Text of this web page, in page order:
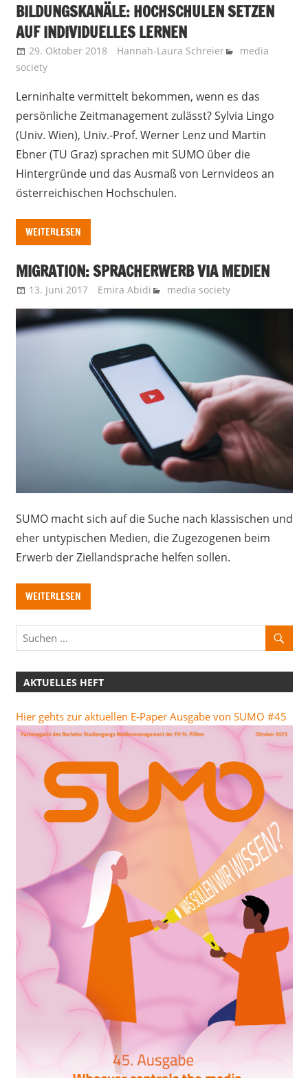
BILDUNGSKANÄLE: HOCHSCHULEN SETZEN
AUF INDIVIDUELLES LERNEN
29. Oktober 2018 Hannah-Laura Schreier
media
society
Lerninhalte vermittelt bekommen, wenn es das
persönliche Zeitmanagement zulässt? Sylvia Lingo
(Univ. Wien), Univ.-Prof. Werner Lenz und Martin
Ebner (TU Graz) sprachen mit SUMO über die
Hintergründe und das Ausmaß von Lernvideos an
österreichischen Hochschulen.
WEITERLESEN
MIGRATION: SPRACHERWERB VIA MEDIEN
13. Juni 2017 Emira Abidi media society
SUMO macht sich auf die Suche nach klassischen und
eher untypischen Medien, die Zugezogenen beim
Erwerb der Ziellandsprache helfen sollen.
WEITERLESEN
AKTUELLES HEFT
Hier gehts zur aktuellen E-Paper Ausgabe von SUMO #45